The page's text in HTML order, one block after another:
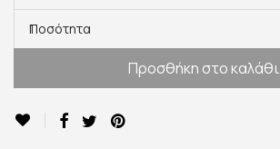
Ποσότητα
1
Προσθήκη στο καλάθι